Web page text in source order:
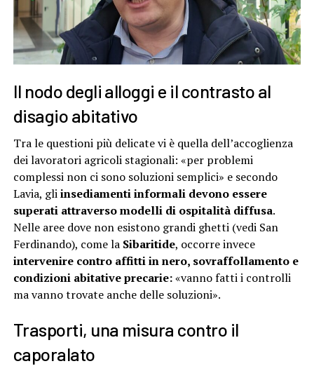
Il nodo degli alloggi e il contrasto al
disagio abitativo
Tra le questioni più delicate vi è quella dell’accoglienza
dei lavoratori agricoli stagionali: «per problemi
complessi non ci sono soluzioni semplici» e secondo
Lavia, gliinsediamenti informali devono essere
superati attraverso modelli di ospitalità diffusa.
Nelle aree dove non esistono grandi ghetti (vedi San
Ferdinando), come la Sibaritide, occorre invece
intervenire contro affitti in nero, sovraffollamento e
condizioni abitative precarie:«vanno fatti i controlli
ma vanno trovate anche delle soluzioni».
Trasporti, una misura contro il
caporalato